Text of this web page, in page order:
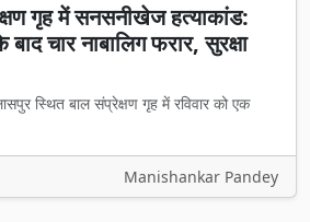
गृह में सनसनीखेज हत्याकांड:
चार नाबालिग फरार, सुरक्षा
स्थित बाल संप्रेक्षण गृह में रविवार को एक
Manishankar Pandey